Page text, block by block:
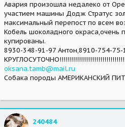
Авария произошла недалеко от
участием машины Додж Стратус
максимальный перепост по всем
Кобель шоколадного
купированы.
8930-348-91-97 Антон,8910-754-75-
oksana.tamb@mail.ru
Собака породы АМЕРИКАНСКИЙ
240484